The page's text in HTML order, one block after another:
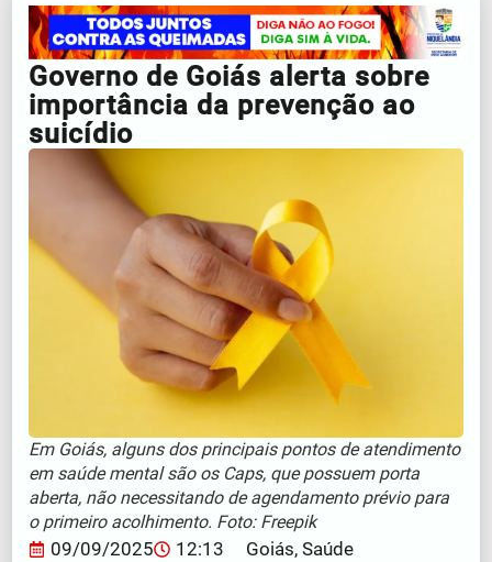
Governo de Goiás alerta sobre
importância da prevenção ao
suicídio
Em Goiás, alguns dos principais pontos de atendimento
em saúde mental são os Caps, que possuem porta
aberta, não necessitando de agendamento prévio para
o primeiro acolhimento. Foto: Freepik
09/09/2025 12:13 Goiás,Saúde